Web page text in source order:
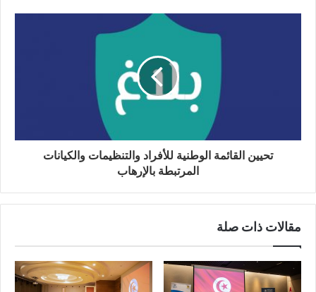
تحيين القائمة الوطنية للأفراد والتنظيمات والكيانات
المرتبطة بالإرهاب
مقالات ذات صلة